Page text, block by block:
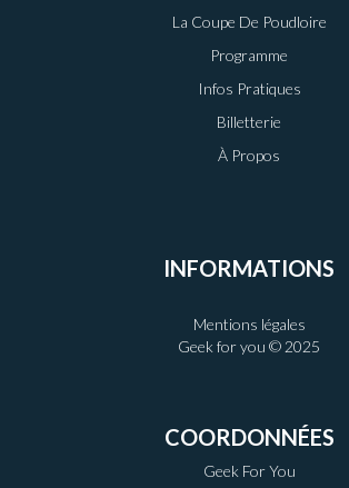
La Coupe De Poudloire
Programme
Infos Pratiques
Billetterie
À Propos
INFORMATIONS
Mentions légales
Geek for you © 2025
COORDONNÉES
Geek For You